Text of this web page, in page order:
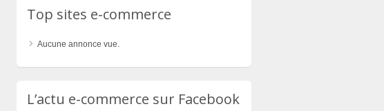
Top sites e-commerce
Aucune annonce vue.
L’actu e-commerce sur Facebook